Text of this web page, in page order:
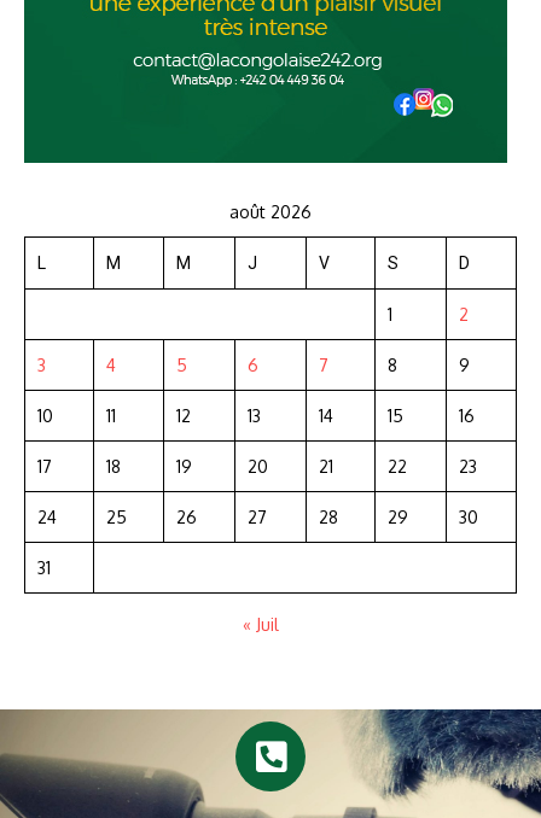
août 2026
L M M J V S D
1 2
3 4 5 6 7 8 9
10 11 12 13 14 15 16
17 18 19 20 21 22 23
24 25 26 27 28 29 30
31
« Juil